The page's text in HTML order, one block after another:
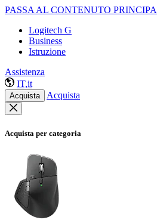
PASSA AL CONTENUTO
Logitech G
Business
Istruzione
Assistenza
IT,it
Acquista Acquista
Acquista per categoria